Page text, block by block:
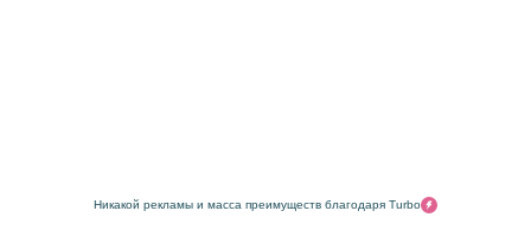
Никакой рекламы и масса преимуществ благодаря Turbo